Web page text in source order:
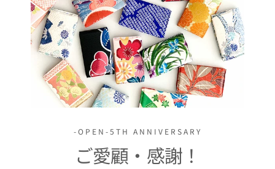
-OPEN-5TH ANNIVERSARY
ご愛顧・感謝！